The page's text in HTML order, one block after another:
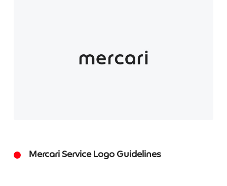
Mercari Service Logo Guidelines